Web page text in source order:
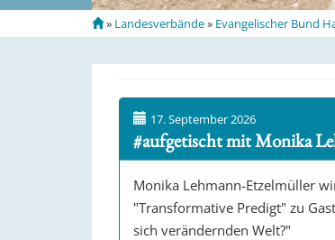
S
t
» Landesverbände» Evangelischer Bund
17. September 2026
#aufgetischt mit Monika
Monika Lehmann-Etzelmüller
"Transformative Predigt" zu
sich verändernden Welt?"